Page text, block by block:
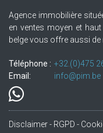
Agence immobilière
en ventes moyen et
belge vous offre aussi
Téléphone : +32.(0)475
Email:
info@pim.be
Disclaimer - RGPD -